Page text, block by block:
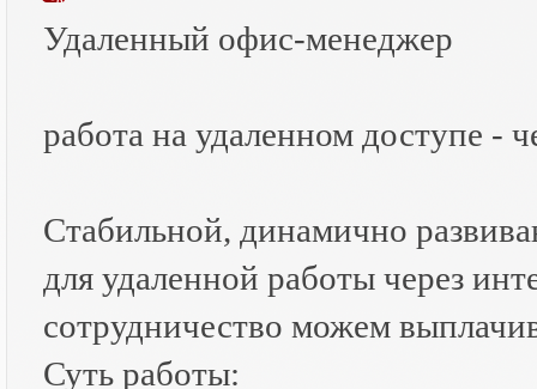
Удаленный офис-менеджер
работа на удаленном доступе -
Стабильной, динамично
для удаленной работы через
сотрудничество можем
Суть работы: